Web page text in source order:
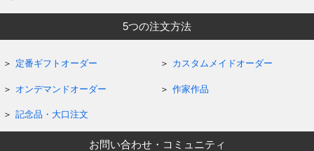
5つの注文方法
定番ギフトオーダー カスタムメイドオーダー
オンデマンドオーダー 作家作品
記念品・大口注文
お問い合わせ・コミュニティ